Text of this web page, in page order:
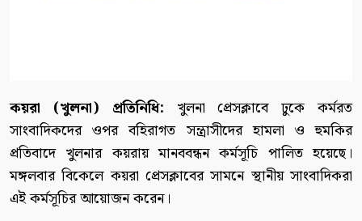
কয়রা (খুলনা) প্রতিনিধি: খুলনা প্রেসক্লাবে ঢুকে কর্মরত
সাংবাদিকদের ওপর বহিরাগত সন্ত্রাসীদের হামলা ও হুমকির
প্রতিবাদে খুলনার কয়রায় মানববন্ধন কর্মসূচি পালিত হয়েছে।
মঙ্গলবার বিকেলে কয়রা প্রেসক্লাবের সামনে স্থানীয় সাংবাদিকরা
এই কর্মসূচির আয়োজন করেন।